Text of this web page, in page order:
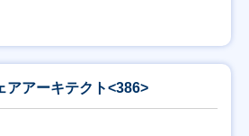
アアーキテクト<386>